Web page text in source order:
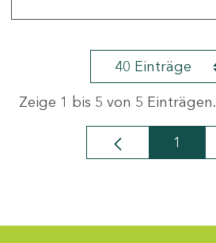
40 Einträge
Zeige 1 bis 5 von 5 Einträgen.
Seite
1